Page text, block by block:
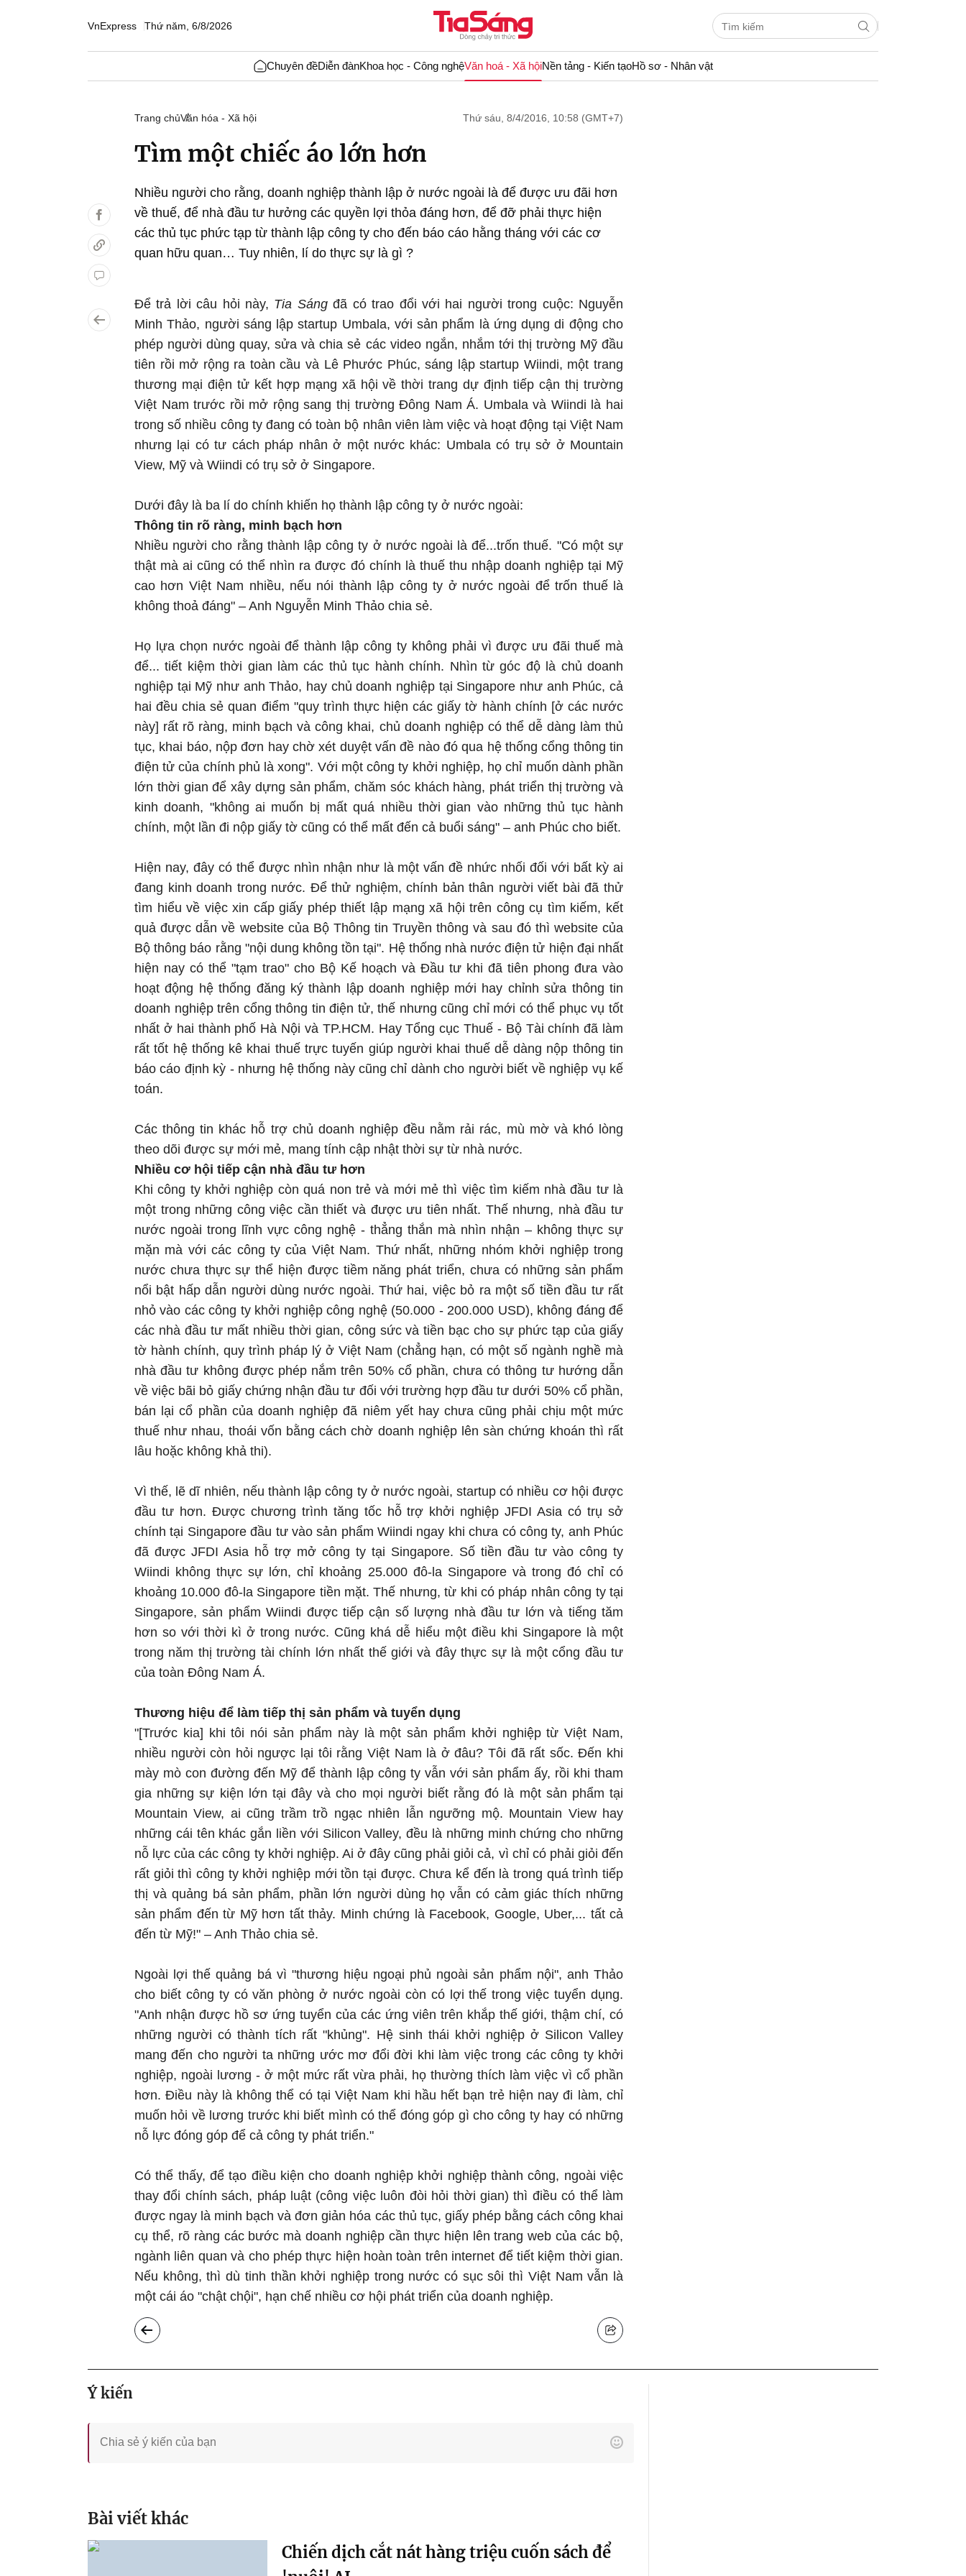
VnExpress Thứ năm, 6/8/2026
Chuyên đềDiễn đànKhoa học - Công nghệVăn hoá - Xã hộiNền tảng - Kiến tạoHồ sơ - Nhân vật
Trang chủVăn hóa - Xã hội Thứ sáu, 8/4/2016, 10:58 (GMT+7)
Tìm một chiếc áo lớn hơn
Nhiều người cho rằng, doanh nghiệp thành lập ở nước ngoài là để được ưu đãi hơn
về thuế, để nhà đầu tư hưởng các quyền lợi thỏa đáng hơn, để đỡ phải thực hiện
các thủ tục phức tạp từ thành lập công ty cho đến báo cáo hằng tháng với các cơ
quan hữu quan… Tuy nhiên, lí do thực sự là gì ?
Để trả lời câu hỏi này, Tia Sángđã có trao đổi với hai người trong cuộc: Nguyễn
Minh Thảo, người sáng lập startup Umbala, với sản phẩm là ứng dụng di động cho
phép người dùng quay, sửa và chia sẻ các video ngắn, nhắm tới thị trường Mỹ đầu
tiên rồi mở rộng ra toàn cầu và Lê Phước Phúc, sáng lập startup Wiindi, một trang
thương mại điện tử kết hợp mạng xã hội về thời trang dự định tiếp cận thị trường
Việt Nam trước rồi mở rộng sang thị trường Đông Nam Á. Umbala và Wiindi là hai
trong số nhiều công ty đang có toàn bộ nhân viên làm việc và hoạt động tại Việt Nam
nhưng lại có tư cách pháp nhân ở một nước khác: Umbala có trụ sở ở Mountain
View, Mỹ và Wiindi có trụ sở ở Singapore.
Dưới đây là ba lí do chính khiến họ thành lập công ty ở nước ngoài:
Thông tin rõ ràng, minh bạch hơn
Nhiều người cho rằng thành lập công ty ở nước ngoài là để...trốn thuế. "Có một sự
thật mà ai cũng có thể nhìn ra được đó chính là thuế thu nhập doanh nghiệp tại Mỹ
cao hơn Việt Nam nhiều, nếu nói thành lập công ty ở nước ngoài để trốn thuế là
không thoả đáng" – Anh Nguyễn Minh Thảo chia sẻ.
Họ lựa chọn nước ngoài để thành lập công ty không phải vì được ưu đãi thuế mà
để... tiết kiệm thời gian làm các thủ tục hành chính. Nhìn từ góc độ là chủ doanh
nghiệp tại Mỹ như anh Thảo, hay chủ doanh nghiệp tại Singapore như anh Phúc, cả
hai đều chia sẻ quan điểm "quy trình thực hiện các giấy tờ hành chính [ở các nước
này] rất rõ ràng, minh bạch và công khai, chủ doanh nghiệp có thể dễ dàng làm thủ
tục, khai báo, nộp đơn hay chờ xét duyệt vấn đề nào đó qua hệ thống cổng thông tin
điện tử của chính phủ là xong". Với một công ty khởi nghiệp, họ chỉ muốn dành phần
lớn thời gian để xây dựng sản phẩm, chăm sóc khách hàng, phát triển thị trường và
kinh doanh, "không ai muốn bị mất quá nhiều thời gian vào những thủ tục hành
chính, một lần đi nộp giấy tờ cũng có thể mất đến cả buổi sáng" – anh Phúc cho biết.
Hiện nay, đây có thể được nhìn nhận như là một vấn đề nhức nhối đối với bất kỳ ai
đang kinh doanh trong nước. Để thử nghiệm, chính bản thân người viết bài đã thử
tìm hiểu về việc xin cấp giấy phép thiết lập mạng xã hội trên công cụ tìm kiếm, kết
quả được dẫn về website của Bộ Thông tin Truyền thông và sau đó thì website của
Bộ thông báo rằng "nội dung không tồn tại". Hệ thống nhà nước điện tử hiện đại nhất
hiện nay có thể "tạm trao" cho Bộ Kế hoạch và Đầu tư khi đã tiên phong đưa vào
hoạt động hệ thống đăng ký thành lập doanh nghiệp mới hay chỉnh sửa thông tin
doanh nghiệp trên cổng thông tin điện tử, thế nhưng cũng chỉ mới có thể phục vụ tốt
nhất ở hai thành phố Hà Nội và TP.HCM. Hay Tổng cục Thuế - Bộ Tài chính đã làm
rất tốt hệ thống kê khai thuế trực tuyến giúp người khai thuế dễ dàng nộp thông tin
báo cáo định kỳ - nhưng hệ thống này cũng chỉ dành cho người biết về nghiệp vụ kế
toán.
Các thông tin khác hỗ trợ chủ doanh nghiệp đều nằm rải rác, mù mờ và khó lòng
theo dõi được sự mới mẻ, mang tính cập nhật thời sự từ nhà nước.
Nhiều cơ hội tiếp cận nhà đầu tư hơn
Khi công ty khởi nghiệp còn quá non trẻ và mới mẻ thì việc tìm kiếm nhà đầu tư là
một trong những công việc cần thiết và được ưu tiên nhất. Thế nhưng, nhà đầu tư
nước ngoài trong lĩnh vực công nghệ - thẳng thắn mà nhìn nhận – không thực sự
mặn mà với các công ty của Việt Nam. Thứ nhất, những nhóm khởi nghiệp trong
nước chưa thực sự thể hiện được tiềm năng phát triển, chưa có những sản phẩm
nổi bật hấp dẫn người dùng nước ngoài. Thứ hai, việc bỏ ra một số tiền đầu tư rất
nhỏ vào các công ty khởi nghiệp công nghệ (50.000 - 200.000 USD), không đáng để
các nhà đầu tư mất nhiều thời gian, công sức và tiền bạc cho sự phức tạp của giấy
tờ hành chính, quy trình pháp lý ở Việt Nam (chẳng hạn, có một số ngành nghề mà
nhà đầu tư không được phép nắm trên 50% cổ phần, chưa có thông tư hướng dẫn
về việc bãi bỏ giấy chứng nhận đầu tư đối với trường hợp đầu tư dưới 50% cổ phần,
bán lại cổ phần của doanh nghiệp đã niêm yết hay chưa cũng phải chịu một mức
thuế như nhau, thoái vốn bằng cách chờ doanh nghiệp lên sàn chứng khoán thì rất
lâu hoặc không khả thi).
Vì thế, lẽ dĩ nhiên, nếu thành lập công ty ở nước ngoài, startup có nhiều cơ hội được
đầu tư hơn. Được chương trình tăng tốc hỗ trợ khởi nghiệp JFDI Asia có trụ sở
chính tại Singapore đầu tư vào sản phẩm Wiindi ngay khi chưa có công ty, anh Phúc
đã được JFDI Asia hỗ trợ mở công ty tại Singapore. Số tiền đầu tư vào công ty
Wiindi không thực sự lớn, chỉ khoảng 25.000 đô-la Singapore và trong đó chỉ có
khoảng 10.000 đô-la Singapore tiền mặt. Thế nhưng, từ khi có pháp nhân công ty tại
Singapore, sản phẩm Wiindi được tiếp cận số lượng nhà đầu tư lớn và tiếng tăm
hơn so với thời kì ở trong nước. Cũng khá dễ hiểu một điều khi Singapore là một
trong năm thị trường tài chính lớn nhất thế giới và đây thực sự là một cổng đầu tư
của toàn Đông Nam Á.
Thương hiệu để làm tiếp thị sản phẩm và tuyển dụng
"[Trước kia] khi tôi nói sản phẩm này là một sản phẩm khởi nghiệp từ Việt Nam,
nhiều người còn hỏi ngược lại tôi rằng Việt Nam là ở đâu? Tôi đã rất sốc. Đến khi
mày mò con đường đến Mỹ để thành lập công ty vẫn với sản phẩm ấy, rồi khi tham
gia những sự kiện lớn tại đây và cho mọi người biết rằng đó là một sản phẩm tại
Mountain View, ai cũng trầm trồ ngạc nhiên lẫn ngưỡng mộ. Mountain View hay
những cái tên khác gắn liền với Silicon Valley, đều là những minh chứng cho những
nỗ lực của các công ty khởi nghiệp. Ai ở đây cũng phải giỏi cả, vì chỉ có phải giỏi đến
rất giỏi thì công ty khởi nghiệp mới tồn tại được. Chưa kể đến là trong quá trình tiếp
thị và quảng bá sản phẩm, phần lớn người dùng họ vẫn có cảm giác thích những
sản phẩm đến từ Mỹ hơn tất thảy. Minh chứng là Facebook, Google, Uber,... tất cả
đến từ Mỹ!" – Anh Thảo chia sẻ.
Ngoài lợi thế quảng bá vì "thương hiệu ngoại phủ ngoài sản phẩm nội", anh Thảo
cho biết công ty có văn phòng ở nước ngoài còn có lợi thế trong việc tuyển dụng.
"Anh nhận được hồ sơ ứng tuyển của các ứng viên trên khắp thế giới, thậm chí, có
những người có thành tích rất "khủng". Hệ sinh thái khởi nghiệp ở Silicon Valley
mang đến cho người ta những ước mơ đổi đời khi làm việc trong các công ty khởi
nghiệp, ngoài lương - ở một mức rất vừa phải, họ thường thích làm việc vì cổ phần
hơn. Điều này là không thể có tại Việt Nam khi hầu hết bạn trẻ hiện nay đi làm, chỉ
muốn hỏi về lương trước khi biết mình có thể đóng góp gì cho công ty hay có những
nỗ lực đóng góp để cả công ty phát triển."
Có thể thấy, để tạo điều kiện cho doanh nghiệp khởi nghiệp thành công, ngoài việc
thay đổi chính sách, pháp luật (công việc luôn đòi hỏi thời gian) thì điều có thể làm
được ngay là minh bạch và đơn giản hóa các thủ tục, giấy phép bằng cách công khai
cụ thể, rõ ràng các bước mà doanh nghiệp cần thực hiện lên trang web của các bộ,
ngành liên quan và cho phép thực hiện hoàn toàn trên internet để tiết kiệm thời gian.
Nếu không, thì dù tinh thần khởi nghiệp trong nước có sục sôi thì Việt Nam vẫn là
một cái áo "chật chội", hạn chế nhiều cơ hội phát triển của doanh nghiệp.
Ý kiến
Bài viết khác
Chiến dịch cắt nát hàng triệu cuốn sách để